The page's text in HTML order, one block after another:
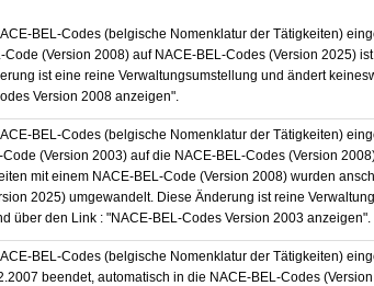
BEL-Codes (belgische Nomenklatur der Tätigkeiten)
(Version 2008) auf NACE-BEL-Codes (Version 2025)
ist eine reine Verwaltungsumstellung und ändert
Version 2008 anzeigen".
BEL-Codes (belgische Nomenklatur der Tätigkeiten)
(Version 2003) auf die NACE-BEL-Codes (Version
mit einem NACE-BEL-Code (Version 2008) wurden
2025) umgewandelt. Diese Änderung ist reine
über den Link : "NACE-BEL-Codes Version 2003 anzeigen".
BEL-Codes (belgische Nomenklatur der Tätigkeiten)
beendet, automatisch in die NACE-BEL-Codes